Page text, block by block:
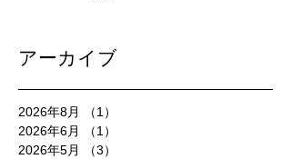
アーカイブ
2026年8月 （1）
2026年6月
（1）
2026年5月
（3）